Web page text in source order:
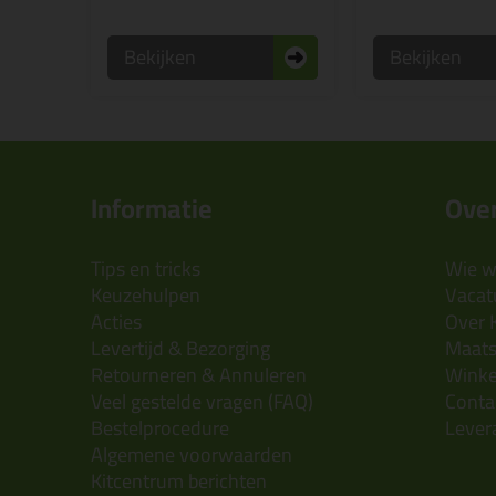
Informatie
Tips en tricks
Keuzehulpen
Acties
Levertijd & Bezorging
Retourneren & Annuleren
Veel gestelde vragen (FAQ)
Bestelprocedure
Algemene voorwaarden
Kitcentrum berichten
Wie
Over